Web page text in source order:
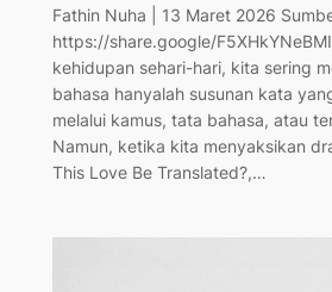
Fathin Nuha | 13 Maret 2026
https://share.google/
kehidupan sehari-hari, kita sering
bahasa hanyalah susunan kata
melalui kamus, tata bahasa, atau
Namun, ketika kita menyaksikan
This Love Be Translated?,…